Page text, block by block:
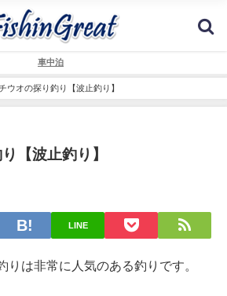
車中泊
ウオの探り釣り【波止釣り】
【波止釣り】
LINE
りは非常に人気のある釣りです。